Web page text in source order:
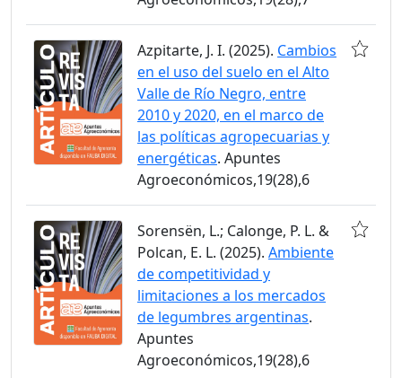
Azpitarte, J. I. (2025). Cambios
en el uso del suelo en el Alto
Valle de Río Negro, entre
2010 y 2020, en el marco de
las políticas agropecuarias y
energéticas. Apuntes
Agroeconómicos,19(28),6
Sorensën, L.; Calonge, P. L. &
Polcan, E. L. (2025). Ambiente
de competitividad y
limitaciones a los mercados
de legumbres argentinas.
Apuntes
Agroeconómicos,19(28),6